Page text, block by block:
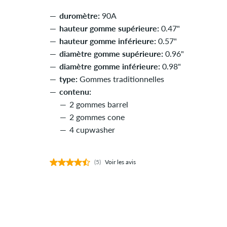
duromètre: 90A
hauteur gomme supérieure: 0.47"
hauteur gomme inférieure: 0.57"
diamètre gomme supérieure: 0.96"
diamètre gomme inférieure: 0.98"
type: Gommes traditionnelles
contenu:
2 gommes barrel
2 gommes cone
4 cupwasher
(5) Voir les avis